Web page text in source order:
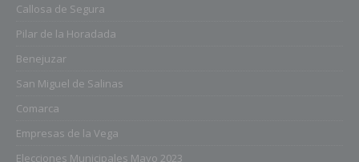
Callosa de Segura
Pilar de la Horadada
Benejuzar
San Miguel de Salinas
Comarca
Empresas de la Vega
Elecciones Municipales Mayo 2023